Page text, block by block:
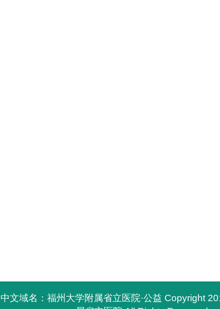
中文域名：福州大学附属省立医院·公益 Copyright